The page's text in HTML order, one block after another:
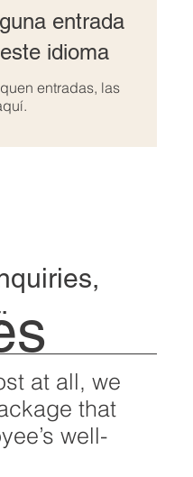
entrada
idioma
entradas, las
at all, we
that
well-